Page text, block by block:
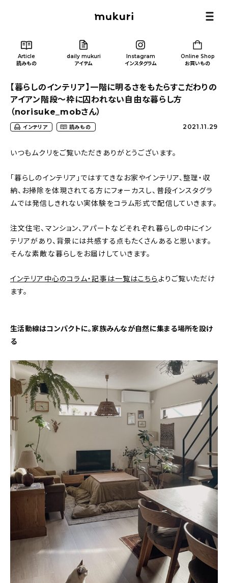
Article
読みもの
daily mukuri
アイテム
Instagram
インスタグラム
Online Shop
お買いもの
新着記事
おすすめの記事
インテリア
暮らし
daily mukuri/ アイテム
カテゴリー一覧
新着記事
人気の記事
おすすめの記事
インテリア
【暮らしのインテリア】一階に明るさをもたらすこだわりの
アイアン階段〜枠に囚われない自由な暮らし方
（norisuke_mobさん）
インテリア 読みもの 2021.11.29
いつもムクリをご覧いただきありがとうございます。
「暮らしのインテリア」ではすてきなお家やインテリア、整理・収
納、お掃除を体現されてる方にフォーカスし、普段インスタグラ
ムでは発信しきれない実体験をコラム形式で配信していきます。
注文住宅、マンション、アパートなどそれぞれ暮らしの中にイン
テリアがあり、背景には共感する点もたくさんあると思います。
そんな素敵な暮らしをお届けしていきます。
インテリア中心のコラム・記事は一覧はこちら よりご覧いただけ
ます。
生活動線はコンパクトに。家族みんなが自然に集まる場所を設け
る